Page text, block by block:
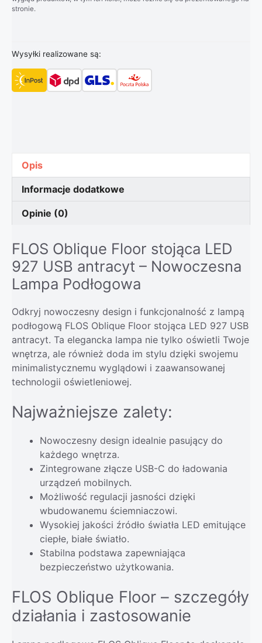
stronie.
Wysyłki realizowane są:
Opis
Informacje dodatkowe
Opinie (0)
FLOS Oblique Floor stojąca LED
927 USB antracyt – Nowoczesna
Lampa Podłogowa
Odkryj nowoczesny design i funkcjonalność z lampą
podłogową FLOS Oblique Floor stojąca LED 927 USB
antracyt. Ta elegancka lampa nie tylko oświetli Twoje
wnętrza, ale również doda im stylu dzięki swojemu
minimalistycznemu wyglądowi i zaawansowanej
technologii oświetleniowej.
Najważniejsze zalety:
Nowoczesny design idealnie pasujący do
każdego wnętrza.
Zintegrowane złącze USB-C do ładowania
urządzeń mobilnych.
Możliwość regulacji jasności dzięki
wbudowanemu ściemniaczowi.
Wysokiej jakości źródło światła LED emitujące
ciepłe, białe światło.
Stabilna podstawa zapewniająca
bezpieczeństwo użytkowania.
FLOS Oblique Floor – szczegóły
działania i zastosowanie